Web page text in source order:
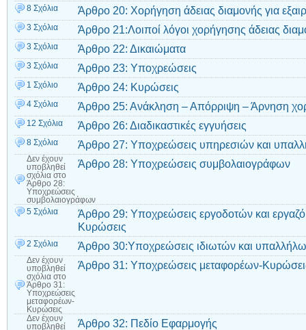
8 Σχόλια Άρθρο 20: Χορήγηση άδειας διαμονής για
3 Σχόλια Άρθρο 21:Λοιποί λόγοι χορήγησης άδειας
3 Σχόλια Άρθρο 22: Δικαιώματα
3 Σχόλια Άρθρο 23: Υποχρεώσεις
1 Σχόλιο Άρθρο 24: Κυρώσεις
4 Σχόλια Άρθρο 25: Ανάκληση – Απόρριψη – Άρνηση
12 Σχόλια Άρθρο 26: Διαδικαστικές εγγυήσεις
8 Σχόλια Άρθρο 27: Υποχρεώσεις υπηρεσιών και
Δεν έχουν
υποβληθεί
σχόλια στο
Άρθρο 28:
Υποχρεώσεις
συμβολαιογράφων
Άρθρο 28: Υποχρεώσεις συμβολαιογράφων
5 Σχόλια
Άρθρο 29: Υποχρεώσεις εργοδοτών και
Κυρώσεις
2 Σχόλια Άρθρο 30:Υποχρεώσεις ιδιωτών και
Δεν έχουν
υποβληθεί
σχόλια στο
Άρθρο 31:
Υποχρεώσεις
μεταφορέων-
Κυρώσεις
Άρθρο 31: Υποχρεώσεις μεταφορέων-
Δεν έχουν
υποβληθεί
Άρθρο 32: Πεδίο Εφαρμογής